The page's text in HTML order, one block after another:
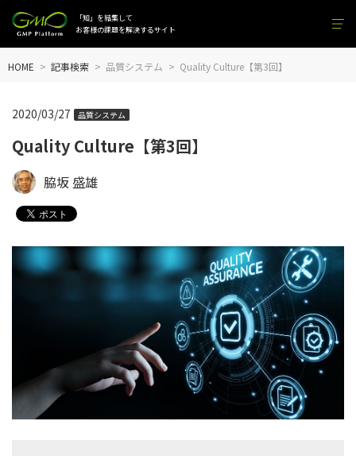
「知」を結集して
お客様の課題を解決するサイト
HOME 記事検索 品質システム Quality Culture【第3回】
Quality Culture【第3回】
2020/03/27 品質システム
脇坂 盛雄